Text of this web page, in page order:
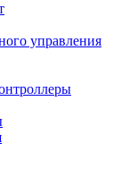
управления